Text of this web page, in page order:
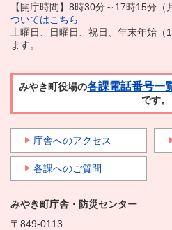
【開庁時間】8時30分～17時15分
ついてはこちら
土曜日、日曜日、祝日、年末年始（
ます。
みやき町役場の各課電話番号一
です。
庁舎へのアクセス
各課へのご質問
みやき町庁舎・防災センター
〒849-0113